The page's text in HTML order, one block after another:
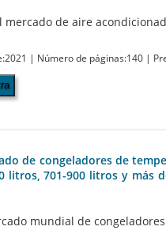
mercado de aire
| Número de páginas:140 |
de congeladores de
litros, 701-900 litros y más
mundial de